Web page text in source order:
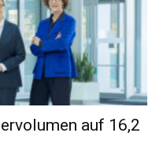
auf 16,2